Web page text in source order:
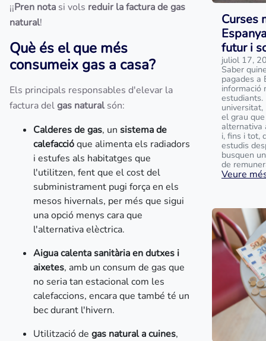
¡¡Pren nota si vols reduir la factura de gas
natural!
Què és el que més
consumeix gas a casa?
Els principals responsables d'elevar la
factura delgas naturalsón:
Calderes de gas, un sistema de
calefaccióque alimenta els radiadors
i estufes als habitatges que
l'utilitzen, fent que el cost del
subministrament pugi força en els
mesos hivernals, per més que sigui
una opció menys cara que
l'alternativa elèctrica.
Aigua calenta sanitària en dutxes i
aixetes, amb un consum de gas que
no seria tan estacional com les
calefaccions, encara que també té un
bec durant l'hivern.
Utilització de gas natural a cuines,
Curses
futur i
juliol 17,
Saber
pagades a
informació
el grau
alternativa
i, fins i tot,
estudis
busquen
de
Veure